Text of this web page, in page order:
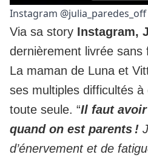
Instagram @julia_paredes_off
Via sa story Instagram,
dernièrement livrée sans
La maman de Luna et
ses multiples difficultés
toute seule. “Il faut
quand on est parents !
d’énervement et de